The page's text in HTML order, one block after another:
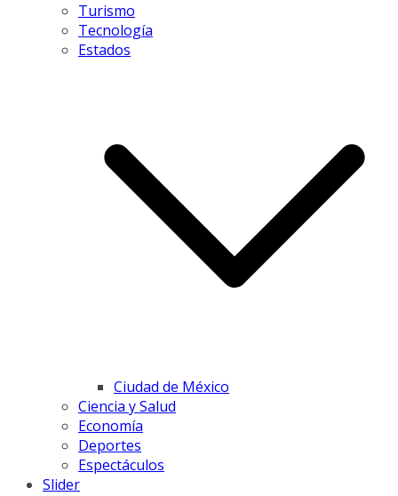
Turismo
Tecnología
Estados
Ciudad de México
Ciencia y Salud
Economía
Deportes
Espectáculos
Slider